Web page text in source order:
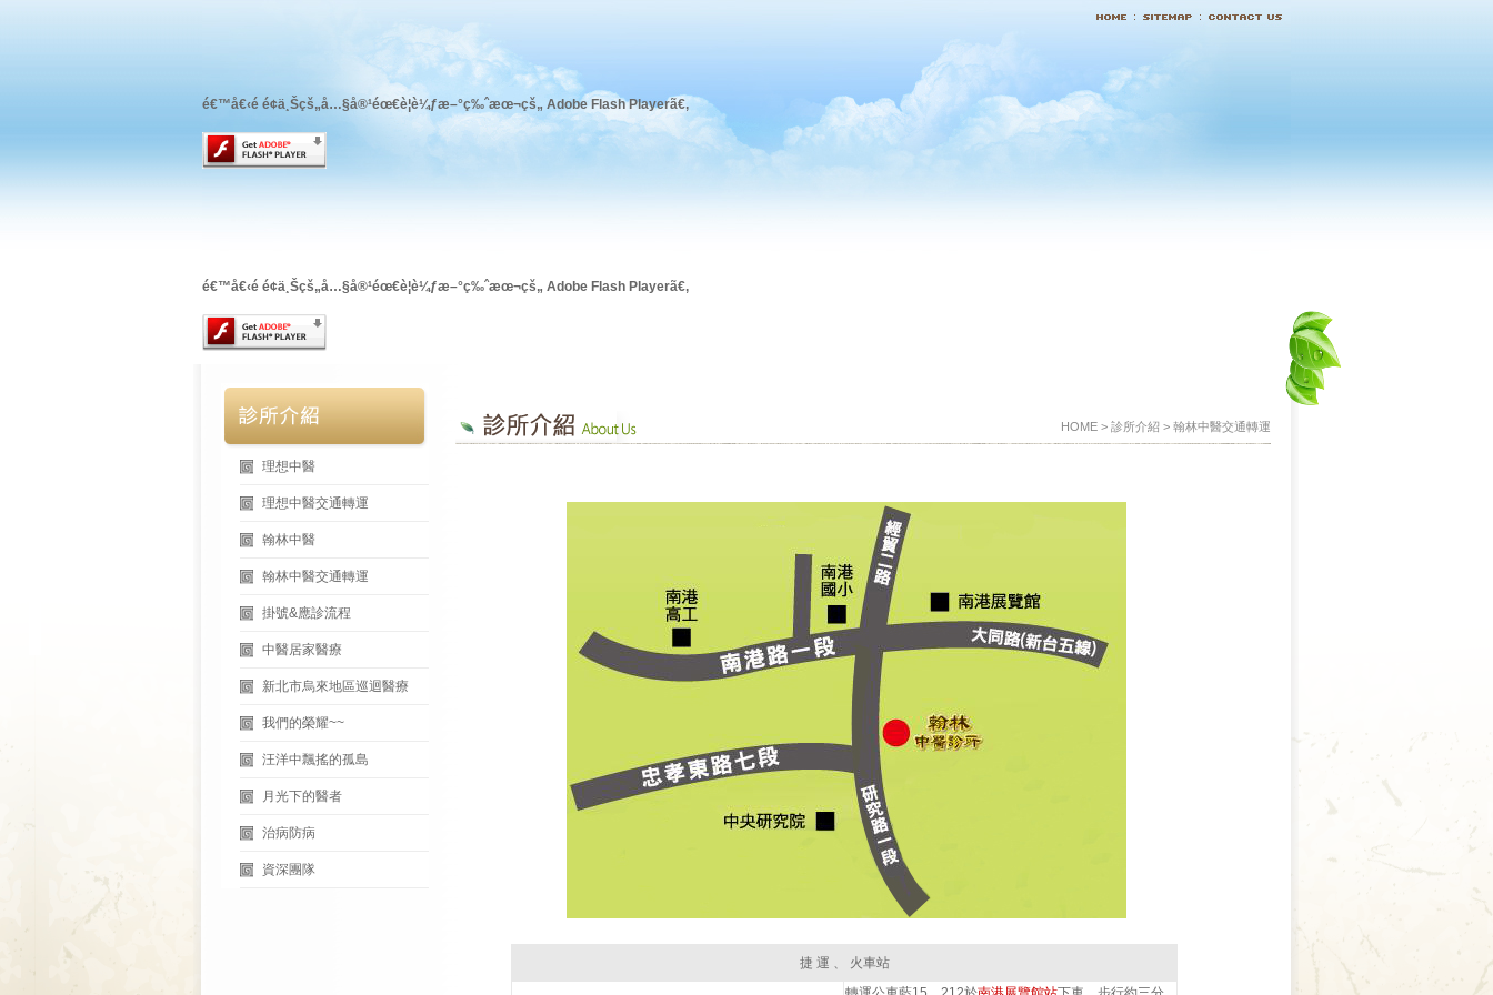
é€™å€‹é é¢ä¸Šçš„å…§å®¹éœ€è¦è¼ƒæ–°ç‰ˆæœ¬çš„ Adobe Flash Playerã€‚
é€™å€‹é é¢ä¸Šçš„å…§å®¹éœ€è¦è¼ƒæ–°ç‰ˆæœ¬çš„ Adobe Flash Playerã€‚
理想中醫
理想中醫交通轉運
翰林中醫
翰林中醫交通轉運
掛號&應診流程
中醫居家醫療
新北市烏來地區巡迴醫療
我們的榮耀~~
汪洋中飄搖的孤島
月光下的醫者
治病防病
資深團隊
HOME > 診所介紹 > 翰林中醫交通轉運
捷 運 、 火車站